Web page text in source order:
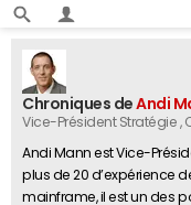
Chroniques deAndi
Vice-Président Stratégie ,
Andi Mann est Vice-
plus de 20 d’expérience
mainframe, il est un des